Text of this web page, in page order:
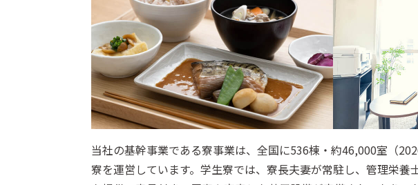
当社の基幹事業である寮事業は、全国に536棟・約46,000室（
寮を運営しています。学生寮では、寮長夫妻が常駐し、管理栄養